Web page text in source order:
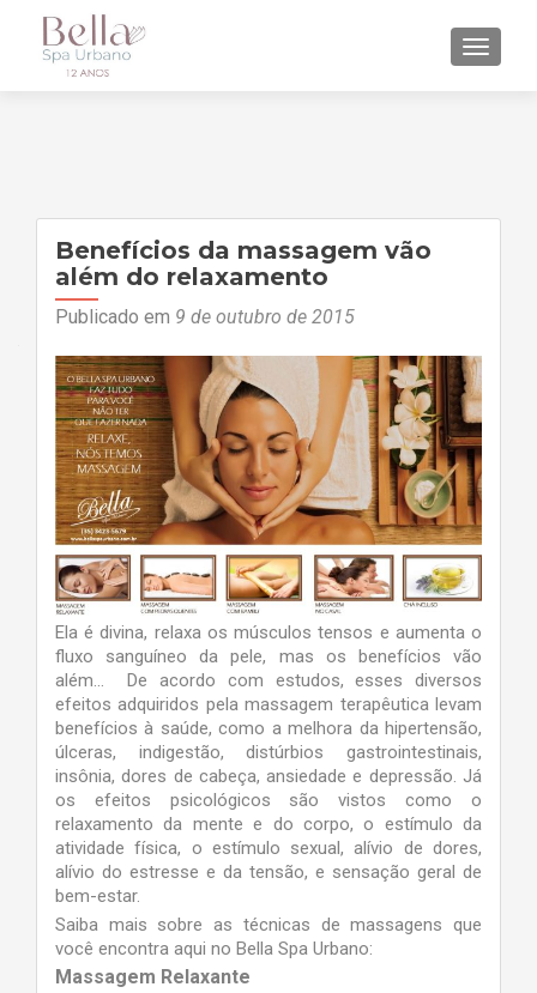
Benefícios da massagem vão
além do relaxamento
Publicado em 9 de outubro de 2015
Ela é divina, relaxa os músculos tensos e aumenta o
fluxo sanguíneo da pele, mas os benefícios vão
além… De acordo com estudos, esses diversos
efeitos adquiridos pela massagem terapêutica levam
benefícios à saúde, como a melhora da hipertensão,
úlceras, indigestão, distúrbios gastrointestinais,
insônia, dores de cabeça, ansiedade e depressão. Já
os efeitos psicológicos são vistos como o
relaxamento da mente e do corpo, o estímulo da
atividade física, o estímulo sexual, alívio de dores,
alívio do estresse e da tensão, e sensação geral de
bem-estar.
Saiba mais sobre as técnicas de massagens que
você encontra aqui no Bella Spa Urbano:
Massagem Relaxante